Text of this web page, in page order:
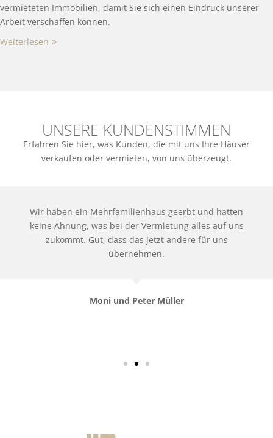
vermieteten Immobilien, damit Sie sich einen Eindruck unserer
Arbeit verschaffen können.
Weiterlesen
UNSERE KUNDENSTIMMEN
Erfahren Sie hier, was Kunden, die mit uns Ihre Häuser
verkaufen oder vermieten, von uns überzeugt.
Wir haben ein Mehrfamilienhaus geerbt und hatten
keine Ahnung, was bei der Vermietung alles auf uns
zukommt. Gut, dass das jetzt andere für uns
übernehmen.
Moni und Peter Müller